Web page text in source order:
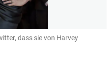
dass sie von Harvey